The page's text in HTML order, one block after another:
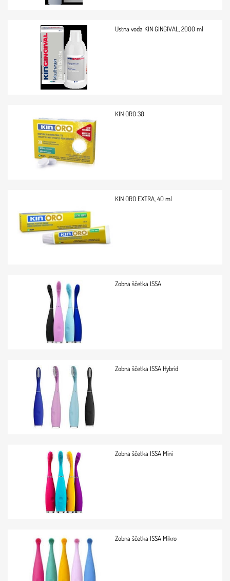
Ustna voda KIN GINGIVAL, 2000 ml
KIN ORO 30
KIN ORO EXTRA, 40 ml
Zobna ščetka ISSA
Zobna ščetka ISSA Hybrid
Zobna ščetka ISSA Mini
Zobna ščetka ISSA Mikro